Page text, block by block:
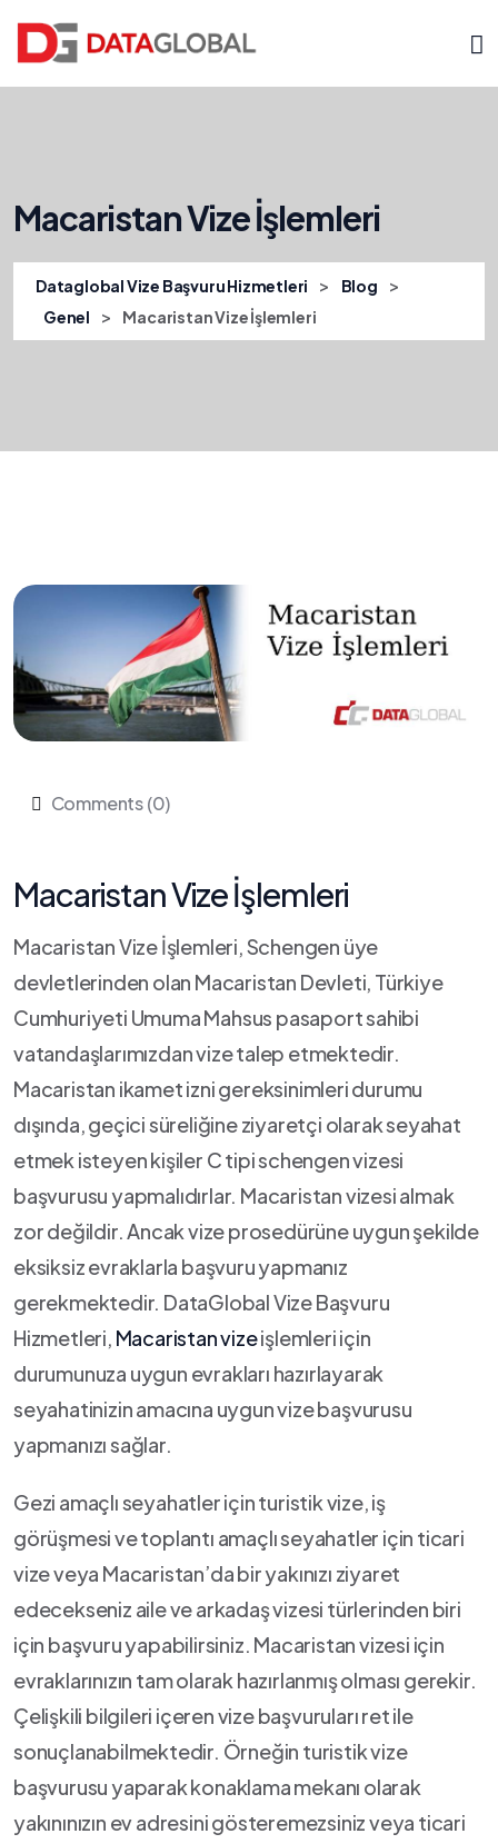
Macaristan Vize İşlemleri
Dataglobal Vize Başvuru Hizmetleri > Blog >
Genel > Macaristan Vize İşlemleri
Comments (0)
Macaristan Vize İşlemleri
Macaristan Vize İşlemleri, Schengen üye
devletlerinden olan Macaristan Devleti, Türkiye
Cumhuriyeti Umuma Mahsus pasaport sahibi
vatandaşlarımızdan vize talep etmektedir.
Macaristan ikamet izni gereksinimleri durumu
dışında, geçici süreliğine ziyaretçi olarak seyahat
etmek isteyen kişiler C tipi schengen vizesi
başvurusu yapmalıdırlar. Macaristan vizesi almak
zor değildir. Ancak vize prosedürüne uygun şekilde
eksiksiz evraklarla başvuru yapmanız
gerekmektedir. DataGlobal Vize Başvuru
Hizmetleri, Macaristan vizeişlemleri için
durumunuza uygun evrakları hazırlayarak
seyahatinizin amacına uygun vize başvurusu
yapmanızı sağlar.
Gezi amaçlı seyahatler için turistik vize, iş
görüşmesi ve toplantı amaçlı seyahatler için ticari
vize veya Macaristan’da bir yakınızı ziyaret
edecekseniz aile ve arkadaş vizesi türlerinden biri
için başvuru yapabilirsiniz. Macaristan vizesi için
evraklarınızın tam olarak hazırlanmış olması gerekir.
Çelişkili bilgileri içeren vize başvuruları ret ile
sonuçlanabilmektedir. Örneğin turistik vize
başvurusu yaparak konaklama mekanı olarak
yakınınızın ev adresini gösteremezsiniz veya ticari